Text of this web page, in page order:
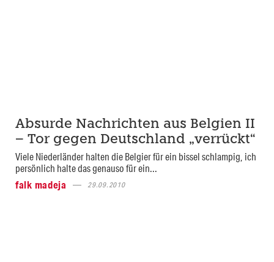
Absurde Nachrichten aus Belgien II
– Tor gegen Deutschland „verrückt“
Viele Niederländer halten die Belgier für ein bissel schlampig, ich
persönlich halte das genauso für ein...
falk madeja
29.09.2010